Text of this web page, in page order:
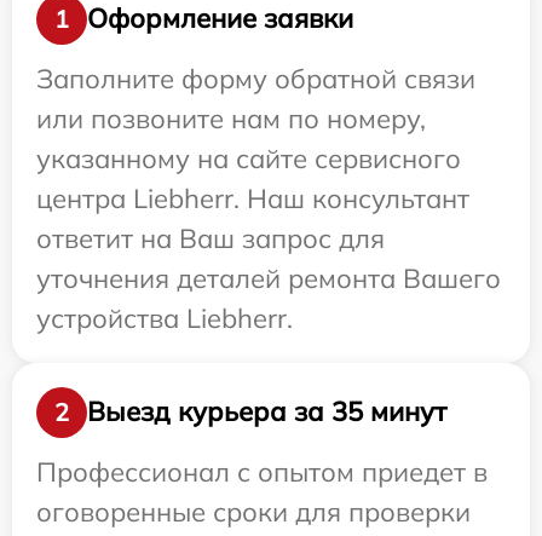
1
Оформление заявки
Заполните форму обратной связи
или позвоните нам по номеру,
указанному на сайте сервисного
центра Liebherr. Наш консультант
ответит на Ваш запрос для
уточнения деталей ремонта Вашего
устройства Liebherr.
2
Выезд курьера за 35 минут
Профессионал с опытом приедет в
оговоренные сроки для проверки